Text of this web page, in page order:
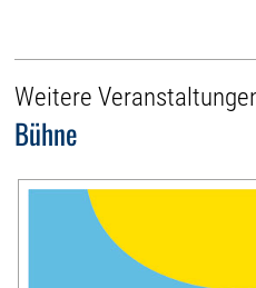
Weitere
Bühne